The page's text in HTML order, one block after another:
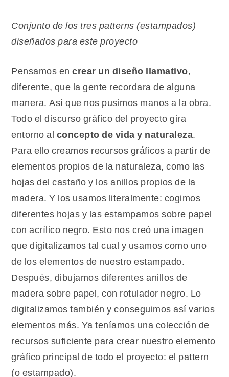
Conjunto de los tres patterns (estampados)
diseñados para este proyecto
Pensamos encrear un diseño llamativo,
diferente, que la gente recordara de alguna
manera. Así que nos pusimos manos a la obra.
Todo el discurso gráfico del proyecto gira
entorno al concepto de vida y naturaleza.
Para ello creamos recursos gráficos a partir de
elementos propios de la naturaleza, como las
hojas del castaño y los anillos propios de la
madera. Y los usamos literalmente: cogimos
diferentes hojas y las estampamos sobre papel
con acrílico negro. Esto nos creó una imagen
que digitalizamos tal cual y usamos como uno
de los elementos de nuestro estampado.
Después, dibujamos diferentes anillos de
madera sobre papel, con rotulador negro. Lo
digitalizamos también y conseguimos así varios
elementos más. Ya teníamos una colección de
recursos suficiente para crear nuestro elemento
gráfico principal de todo el proyecto: el pattern
(o estampado).